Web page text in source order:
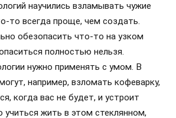
научились взламывать чужие
то всегда проще, чем создать.
обезопасить что-то на узком
полностью нельзя.
нужно применять с умом. В
например, взломать кофеварку,
когда вас не будет, и устроит
жить в этом стеклянном,